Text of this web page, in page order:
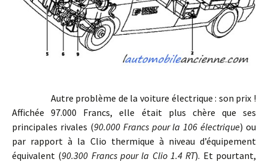
Autre problème de la voiture électrique : son prix !
Affichée 97.000 Francs, elle était plus chère que ses
principales rivales (90.000 Francs pour la 106 électrique) ou
par rapport à la Clio thermique à niveau d’équipement
équivalent (90.300 Francs pour la Clio 1.4 RT). Et pourtant,